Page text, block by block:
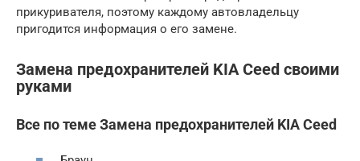
прикуривателя, поэтому каждому автовладельцу
пригодится информация о его замене.
Замена предохранителей KIA Ceed своими
руками
Все по теме Замена предохранителей KIA Ceed